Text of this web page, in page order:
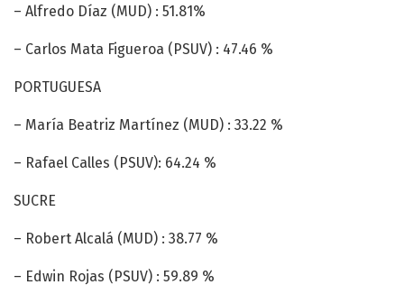
– Alfredo Díaz (MUD) : 51.81%
– Carlos Mata Figueroa (PSUV) : 47.46 %
PORTUGUESA
– María Beatriz Martínez (MUD) : 33.22 %
– Rafael Calles (PSUV): 64.24 %
SUCRE
– Robert Alcalá (MUD) : 38.77 %
– Edwin Rojas (PSUV) : 59.89 %